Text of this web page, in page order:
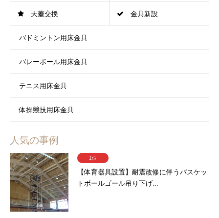
天蓋交換 金具新設
バドミントン用床金具
バレーボール用床金具
テニス用床金具
体操競技用床金具
人気の事例
1位
【体育器具設置】耐震改修に伴うバスケッ
トボールゴール吊り下げ...